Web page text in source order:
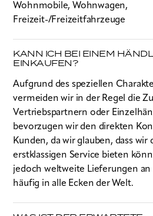
Wohnmobile, Wohnwagen,
Freizeit-/Freizeitfahrzeuge
KANN ICH BEI EINEM
EINKAUFEN?
Aufgrund des speziellen
vermeiden wir in der Regel die
Vertriebspartnern oder
bevorzugen wir den direkten
Kunden, da wir glauben, dass wir
erstklassigen Service bieten
jedoch weltweite Lieferungen an
häufig in alle Ecken der Welt.